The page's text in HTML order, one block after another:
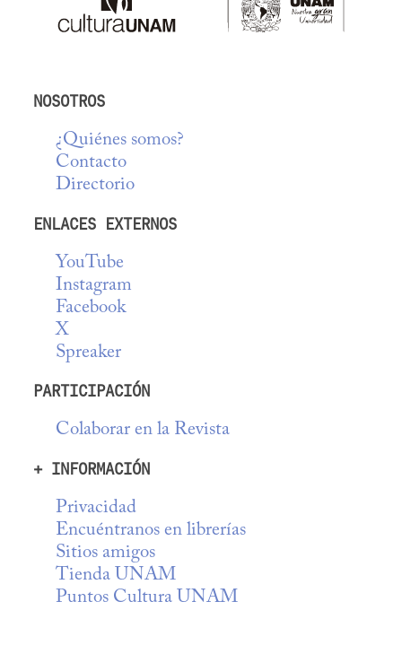
NOSOTROS
¿Quiénes somos?
Contacto
Directorio
ENLACES EXTERNOS
YouTube
Instagram
Facebook
X
Spreaker
PARTICIPACIÓN
Colaborar en la Revista
+ INFORMACIÓN
Privacidad
Encuéntranos en librerías
Sitios amigos
Tienda UNAM
Puntos Cultura UNAM